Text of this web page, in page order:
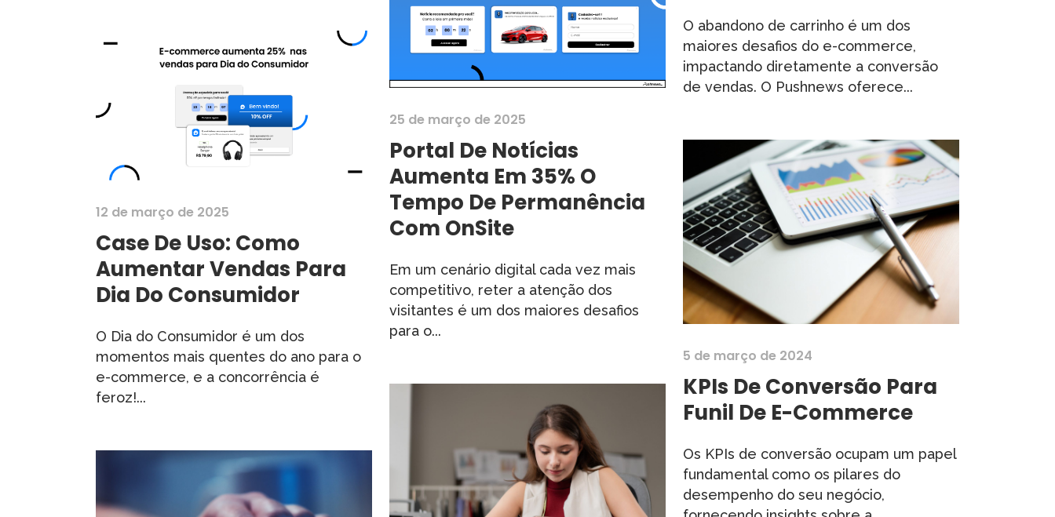
O abandono de carrinho é um dos
maiores desafios do e-commerce,
impactando diretamente a conversão
de vendas. O Pushnews oferece...
25 de março de 2025
Portal De Notícias
Aumenta Em 35% O
Tempo De Permanência
Com OnSite
Em um cenário digital cada vez mais
competitivo, reter a atenção dos
visitantes é um dos maiores desafios
para o...
12 de março de 2025
Case De Uso: Como
Aumentar Vendas Para
Dia Do Consumidor
O Dia do Consumidor é um dos
momentos mais quentes do ano para o
e-commerce, e a concorrência é
feroz!...
5 de março de 2024
KPIs De Conversão Para
Funil De E-Commerce
Os KPIs de conversão ocupam um papel
fundamental como os pilares do
desempenho do seu negócio,